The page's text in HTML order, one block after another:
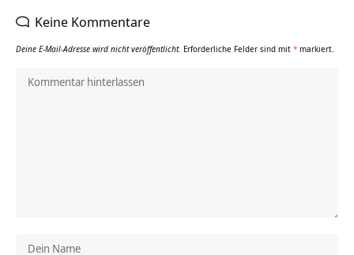
Keine Kommentare
Deine E-Mail-Adresse wird nicht veröffentlicht. Erforderliche Felder sind mit * markiert.